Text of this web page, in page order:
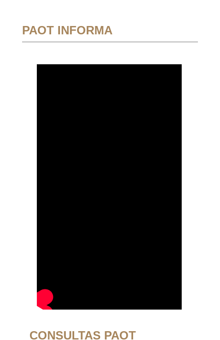
PAOT INFORMA
CONSULTAS PAOT